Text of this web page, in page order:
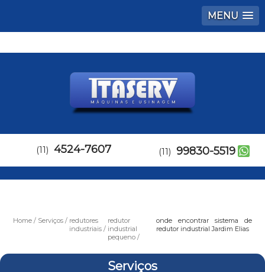
MENU
(11) 4524-7607 (11) 99830-5519
Home Serviços
redutores
industriais
redutor
industrial
pequeno
onde encontrar sistema de
redutor industrial Jardim Elias
Serviços